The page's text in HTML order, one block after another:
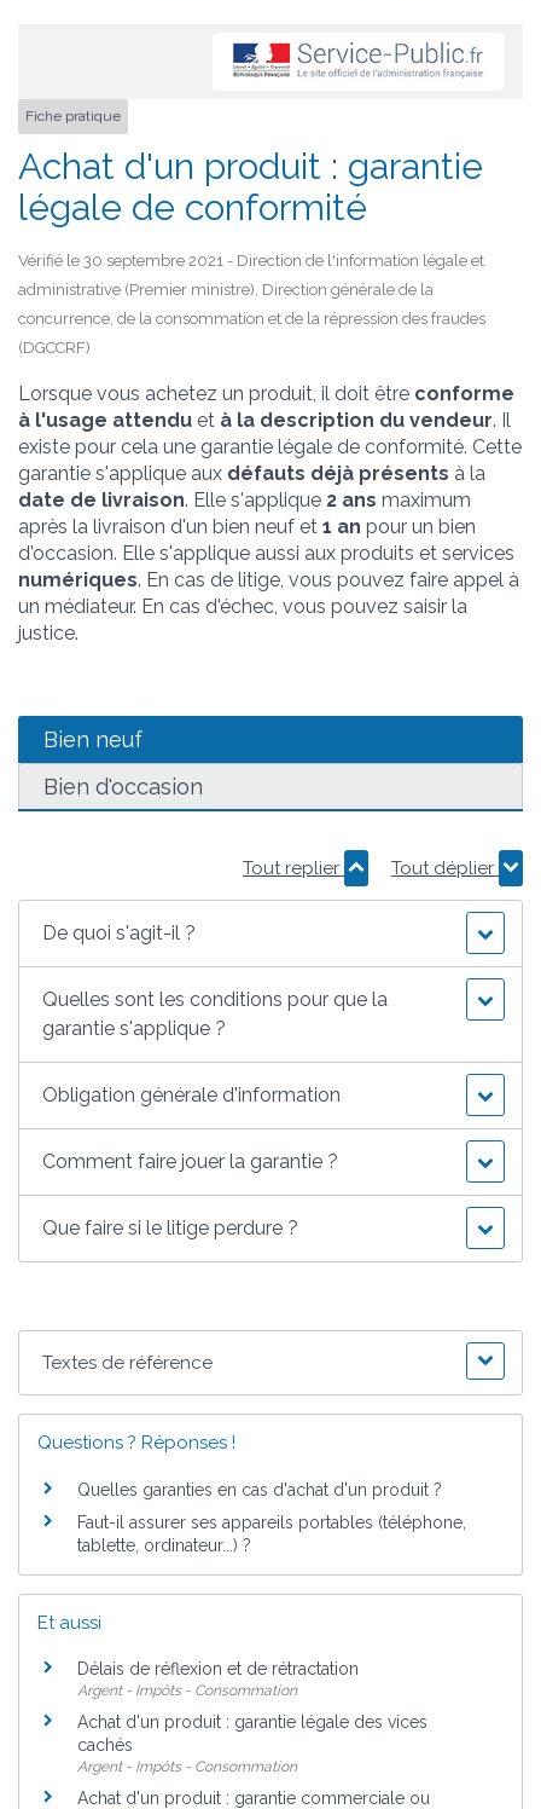
Fiche pratique
Achat d'un produit : garantie
légale de conformité
Vérifié le 30 septembre 2021 - Direction de l'information légale et
administrative (Premier ministre), Direction générale de la
concurrence, de la consommation et de la répression des fraudes
(DGCCRF)
Lorsque vous achetez un produit, il doit être conforme
à l'usage attendu et à la description du vendeur. Il
existe pour cela une garantie légale de conformité. Cette
garantie s'applique aux défauts déjà présents à la
date de livraison. Elle s'applique 2 ans maximum
après la livraison d'un bien neuf et 1 an pour un bien
d'occasion. Elle s'applique aussi aux produits et services
numériques. En cas de litige, vous pouvez faire appel à
un médiateur. En cas d'échec, vous pouvez saisir la
justice.
Bien neuf
Bien d'occasion
Tout replier Tout déplier
De quoi s'agit-il ?
Quelles sont les conditions pour que la
garantie s'applique ?
Obligation générale d'information
Comment faire jouer la garantie ?
Que faire si le litige perdure ?
Textes de référence
Questions ? Réponses !
Quelles garanties en cas d'achat d'un produit ?
Faut-il assurer ses appareils portables (téléphone,
tablette, ordinateur...) ?
Et aussi
Délais de réflexion et de rétractation
Argent - Impôts - Consommation
Achat d'un produit : garantie légale des vices
cachés
Argent - Impôts - Consommation
Achat d'un produit : garantie commerciale ou